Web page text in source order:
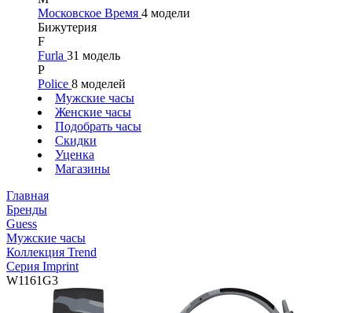
Московское Время 4 модели
Бижутерия
F
Furla 31 модель
P
Police 8 моделей
Мужские часы
Женские часы
Подобрать часы
Скидки
Уценка
Магазины
Главная
Бренды
Guess
Мужские часы
Коллекция Trend
Серия Imprint
W1161G3